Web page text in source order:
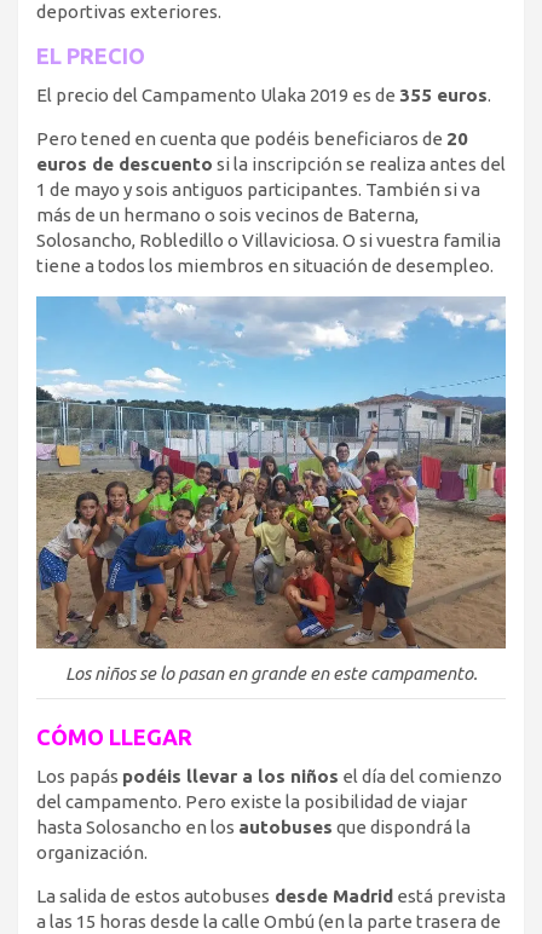
deportivas exteriores.
EL PRECIO
El precio del Campamento Ulaka 2019 es de 355 euros.
Pero tened en cuenta que podéis beneficiaros de 20
euros de descuento si la inscripción se realiza antes del
1 de mayo y sois antiguos participantes. También si va
más de un hermano o sois vecinos de Baterna,
Solosancho, Robledillo o Villaviciosa. O si vuestra familia
tiene a todos los miembros en situación de desempleo.
Los niños se lo pasan en grande en este campamento.
CÓMO LLEGAR
Los papás podéis llevar a los niños el día del comienzo
del campamento. Pero existe la posibilidad de viajar
hasta Solosancho en los autobuses que dispondrá la
organización.
La salida de estos autobuses desde Madrid está prevista
a las 15 horas desde la calle Ombú (en la parte trasera de